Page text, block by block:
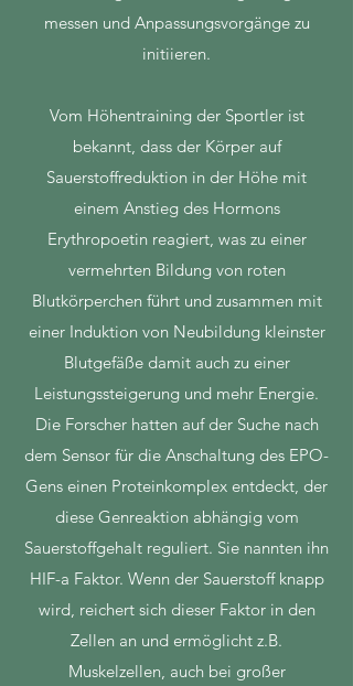
messen und Anpassungsvorgänge zu
initiieren.
Vom Höhentraining der Sportler ist
bekannt, dass der Körper auf
Sauerstoffreduktion in der Höhe mit
einem Anstieg des Hormons
Erythropoetin reagiert, was zu einer
vermehrten Bildung von roten
Blutkörperchen führt und zusammen mit
einer Induktion von Neubildung kleinster
Blutgefäße damit auch zu einer
Leistungssteigerung und mehr Energie.
Die Forscher hatten auf der Suche nach
dem Sensor für die Anschaltung des EPO-
Gens einen Proteinkomplex entdeckt, der
diese Genreaktion abhängig vom
Sauerstoffgehalt reguliert. Sie nannten ihn
HIF-a Faktor. Wenn der Sauerstoff knapp
wird, reichert sich dieser Faktor in den
Zellen an und ermöglicht z.B.
Muskelzellen, auch bei großer